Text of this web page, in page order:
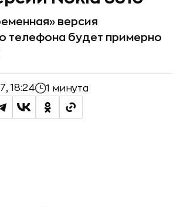
версия
телефона будет примерно
18:24 1 минута